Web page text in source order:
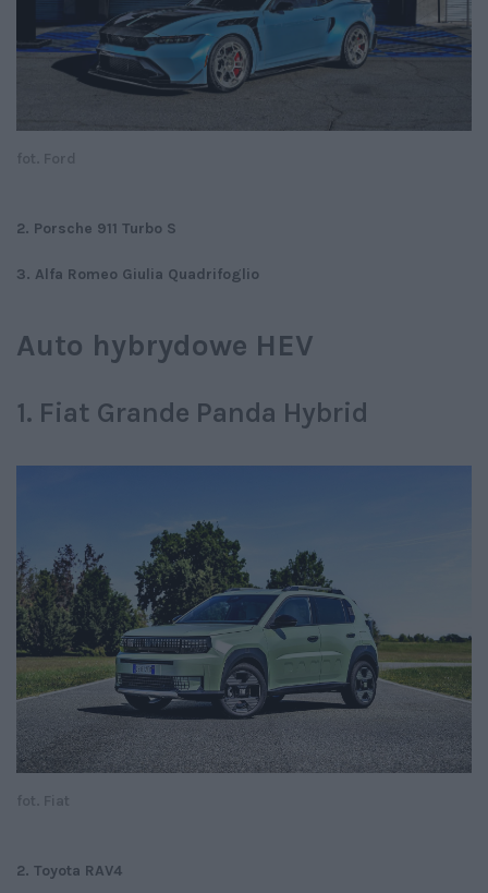
2. Porsche 911 Turbo S
3. Alfa Romeo Giulia Quadrifoglio
Auto hybrydowe HEV
1. Fiat Grande Panda Hybrid
2. Toyota RAV4